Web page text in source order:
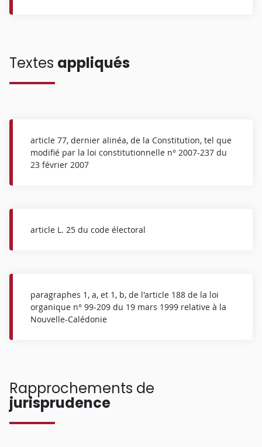
Textes appliqués
article 77, dernier alinéa, de la Constitution, tel que
modifié par la loi constitutionnelle n° 2007-237 du
23 février 2007
article L. 25 du code électoral
paragraphes 1, a, et 1, b, de l'article 188 de la loi
organique n° 99-209 du 19 mars 1999 relative à la
Nouvelle-Calédonie
Rapprochements de
jurisprudence